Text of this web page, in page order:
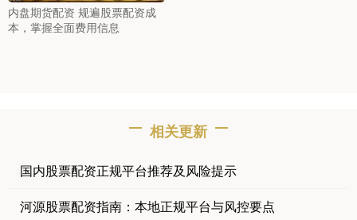
内盘期货配资 规遍股票配资成
本，掌握全面费用信息
相关更新
国内股票配资正规平台推荐及风险提示
河源股票配资指南：本地正规平台与风控要点